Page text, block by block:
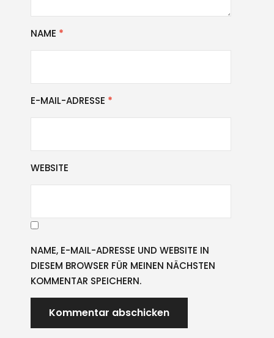
NAME *
E-MAIL-ADRESSE *
WEBSITE
NAME, E-MAIL-ADRESSE UND WEBSITE IN
DIESEM BROWSER FÜR MEINEN NÄCHSTEN
KOMMENTAR SPEICHERN.